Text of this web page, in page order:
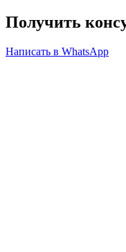
Получить
Написать в WhatsApp